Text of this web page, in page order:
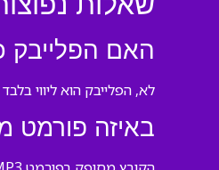
האם הפלייבק
לא, הפלייבק הוא ליווי
באיזה פורמט